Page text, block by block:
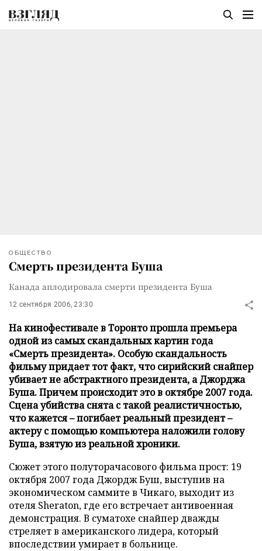
ОБЩЕСТВО
Смерть президента Буша
Канада аплодировала смерти президента Буша
12 сентября 2006, 23:30
На кинофестивале в Торонто прошла премьера
одной из самых скандальных картин года
«Смерть президента». Особую скандальность
фильму придает тот факт, что сирийский снайпер
убивает не абстрактного президента, а Джорджа
Буша. Причем происходит это в октябре 2007 года.
Сцена убийства снята с такой реалистичностью,
что кажется – погибает реальный президент –
актеру с помощью компьютера наложили голову
Буша, взятую из реальной хроники.
Сюжет этого полуторачасового фильма прост: 19
октября 2007 года Джордж Буш, выступив на
экономическом саммите в Чикаго, выходит из
отеля Sheraton, где его встречает антивоенная
демонстрация. В суматохе снайпер дважды
стреляет в американского лидера, который
впоследствии умирает в больнице.